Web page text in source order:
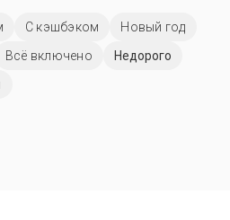
С кэшбэком
Новый год
Всё включено
Недорого